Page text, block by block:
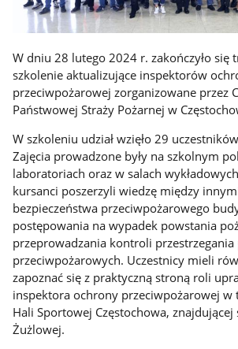
W dniu 28 lutego 2024 r. zakończyło się
szkolenie aktualizujące inspektorów
przeciwpożarowej zorganizowane przez
Państwowej Straży Pożarnej w
W szkoleniu udział wzięło 29
Zajęcia prowadzone były na szkolnym
laboratoriach oraz w salach wykładowych
kursanci poszerzyli wiedzę między
bezpieczeństwa przeciwpożarowego
postępowania na wypadek powstania
przeprowadzania kontroli
przeciwpożarowych. Uczestnicy mieli
zapoznać się z praktyczną stroną roli
inspektora ochrony przeciwpożarowej w
Hali Sportowej Częstochowa, znajdującej
Żużlowej.